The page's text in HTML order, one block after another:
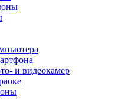
и видеокамер